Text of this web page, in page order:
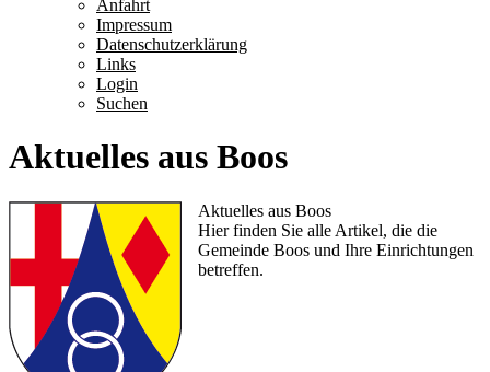
Anfahrt
Impressum
Datenschutzerklärung
Links
Login
Suchen
Aktuelles aus Boos
Aktuelles aus Boos
Hier finden Sie alle Artikel, die die
Gemeinde Boos und Ihre Einrichtungen
betreffen.